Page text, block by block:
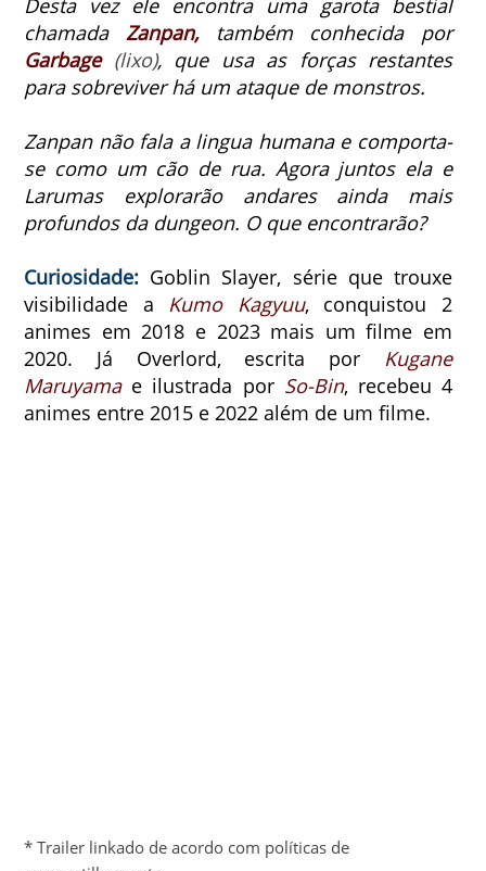
Desta vez ele encontra uma garota bestial
chamada Zanpan,também conhecida por
Garbage (lixo), que usa as forças restantes
para sobreviver há um ataque de monstros.
Zanpan não fala a lingua humana e comporta-
se como um cão de rua. Agora juntos ela e
Larumas explorarão andares ainda mais
profundos da dungeon. O que encontrarão?
Curiosidade: Goblin Slayer, série que trouxe
visibilidade a Kumo Kagyuu, conquistou 2
animes em 2018 e 2023 mais um filme em
2020. Já Overlord, escrita por Kugane
Maruyamae ilustrada por So-Bin, recebeu 4
animes entre 2015 e 2022 além de um filme.
* Trailer linkado de acordo com políticas de